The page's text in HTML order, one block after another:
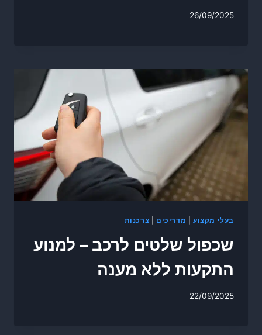
26/09/2025
בעלי מקצוע| מדריכים צרכנות
שכפול שלטים לרכב – למנוע
התקעות ללא מענה
22/09/2025